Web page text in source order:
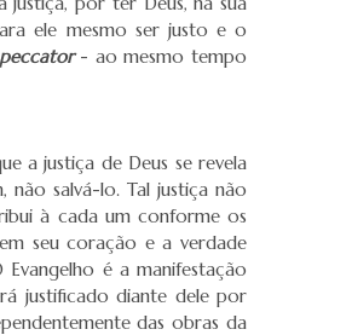
ele mesmo ser justo e o
- ao mesmo tempo
a justiça de Deus se revela
não salvá-lo. Tal justiça não
à cada um conforme os
seu coração e a verdade
é a manifestação
justificado diante dele por
das obras da